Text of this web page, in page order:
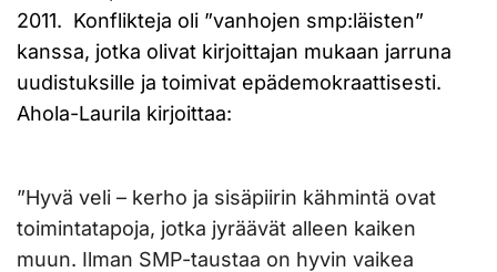
2011. Konflikteja oli ”vanhojen smp:läisten”
kanssa, jotka olivat kirjoittajan mukaan jarruna
uudistuksille ja toimivat epädemokraattisesti.
Ahola-Laurila kirjoittaa:
”Hyvä veli – kerho ja sisäpiirin kähmintä ovat
toimintatapoja, jotka jyräävät alleen kaiken
muun. Ilman SMP-taustaa on hyvin vaikea